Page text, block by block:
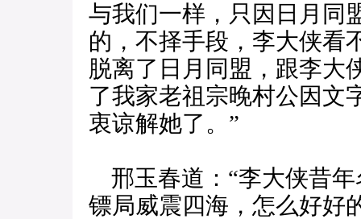
与我们一样，只因日月同
的，不择手段，李大侠看
脱离了日月同盟，跟李大
了我家老祖宗晚村公因文
衷谅解她了。”
邢玉春道：“李大侠昔
镖局威震四海，怎么好好